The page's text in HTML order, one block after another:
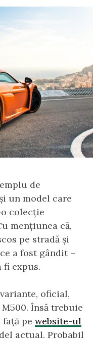
de
un model care
colecție
mențiunea că,
pe stradă și
a fost gândit –
expus.
oficial,
Însă trebuie
pe website-ul
actual. Probabil